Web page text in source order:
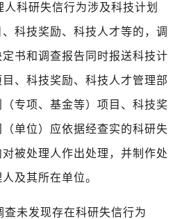
人科研失信行为涉及科技计划
、科技奖励、科技人才等的，调
书和调查报告同时报送科技计
、科技奖励、科技人才管理部
专项、基金等）项目、科技奖
单位）应依据经查实的科研失
被处理人作出处理，并制作处
及其所在单位。
查未发现存在科研失信行为